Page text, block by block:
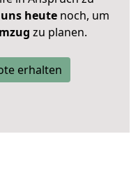
heutenoch, um
zu planen.
erhalten